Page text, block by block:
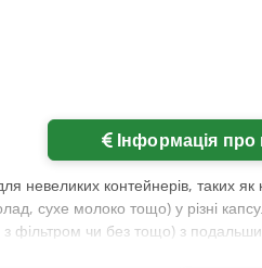
Інформація про
невеликих контейнерів, таких як
сухе молоко тощо) у різні
фільтром чи без тощо) з
УФ-стерилізації,